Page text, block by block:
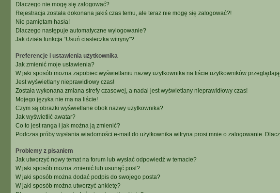
Dlaczego nie mogę się zalogować?
Rejestracja została dokonana jakiś czas temu, ale teraz nie mogę się zalogować?!
Nie pamiętam hasła!
Dlaczego następuje automatyczne wylogowanie?
Jak działa funkcja “Usuń ciasteczka witryny”?
Preferencje i ustawienia użytkownika
Jak zmienić moje ustawienia?
W jaki sposób można zapobiec wyświetlaniu nazwy użytkownika na liście użytkowników
Jest wyświetlany nieprawidłowy czas!
Została wykonana zmiana strefy czasowej, a nadal jest wyświetlany nieprawidłowy czas!
Mojego języka nie ma na liście!
Czym są obrazki wyświetlane obok nazwy użytkownika?
Jak wyświetlić awatar?
Co to jest ranga i jak można ją zmienić?
Podczas próby wysłania wiadomości e-mail do użytkownika witryna prosi mnie o zalogowanie.
Problemy z pisaniem
Jak utworzyć nowy temat na forum lub wysłać odpowiedź w temacie?
W jaki sposób można zmienić lub usunąć post?
W jaki sposób można dodać podpis do swojego posta?
W jaki sposób można utworzyć ankietę?